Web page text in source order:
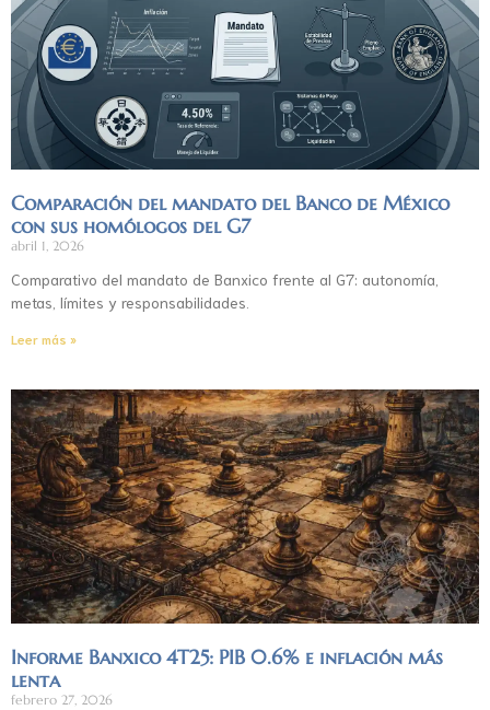
Comparación del mandato del Banco de México
con sus homólogos del G7
abril 1, 2026
Comparativo del mandato de Banxico frente al G7: autonomía,
metas, límites y responsabilidades.
Leer más »
Informe Banxico 4T25: PIB 0.6% e inflación más
lenta
febrero 27, 2026